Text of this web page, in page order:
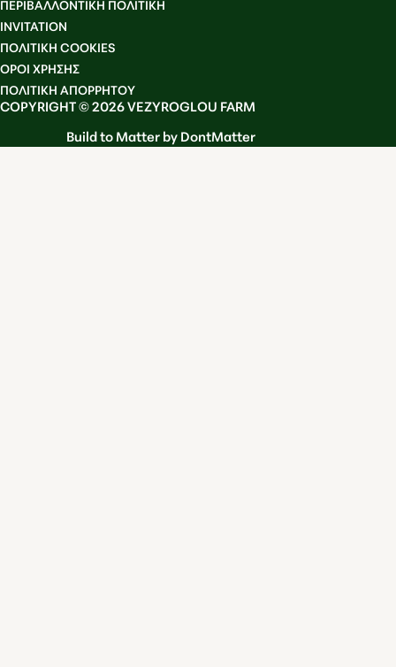
ΠΕΡΙΒΑΛΛΟΝΤΙΚΗ ΠΟΛΙΤΙΚΗ
INVITATION
ΠΟΛΙΤΙΚΗ COOKIES
OΡΟΙ ΧΡΗΣΗΣ
ΠΟΛΙΤΙΚΗ ΑΠΟΡΡΗΤΟΥ
COPYRIGHT © 2026 VEZYROGLOU FARM
Build to Matter by DontMatter